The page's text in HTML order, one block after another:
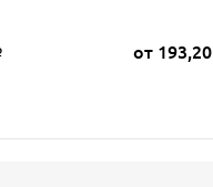
от 193,20